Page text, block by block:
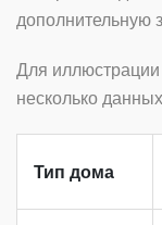
дополнительную
Для
несколько
Тип дома